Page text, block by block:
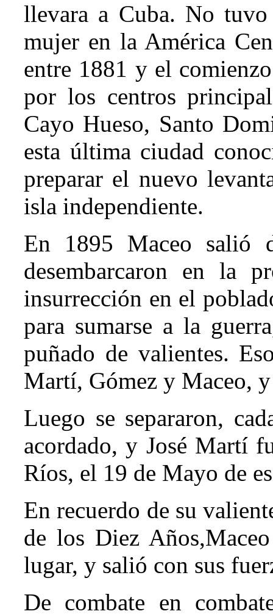
llevara a Cuba. No
mujer en la América
entre 1881 y el
por los centros
Cayo Hueso, Santo
esta última ciudad
preparar el nuevo
isla independiente.
En 1895 Maceo salió
desembarcaron en la
insurrección en el
para sumarse a la
puñado de valientes.
Martí, Gómez y Maceo,
Luego se separaron,
acordado, y José Martí
Ríos, el 19 de Mayo de
En recuerdo de su
de los Diez
lugar, y salió con sus
De combate en